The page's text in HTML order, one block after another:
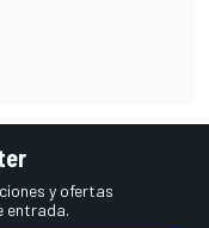
y ofertas
entrada.